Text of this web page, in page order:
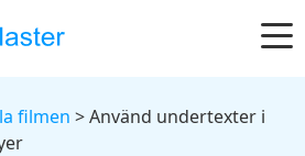
filmen > Använd undertexter i